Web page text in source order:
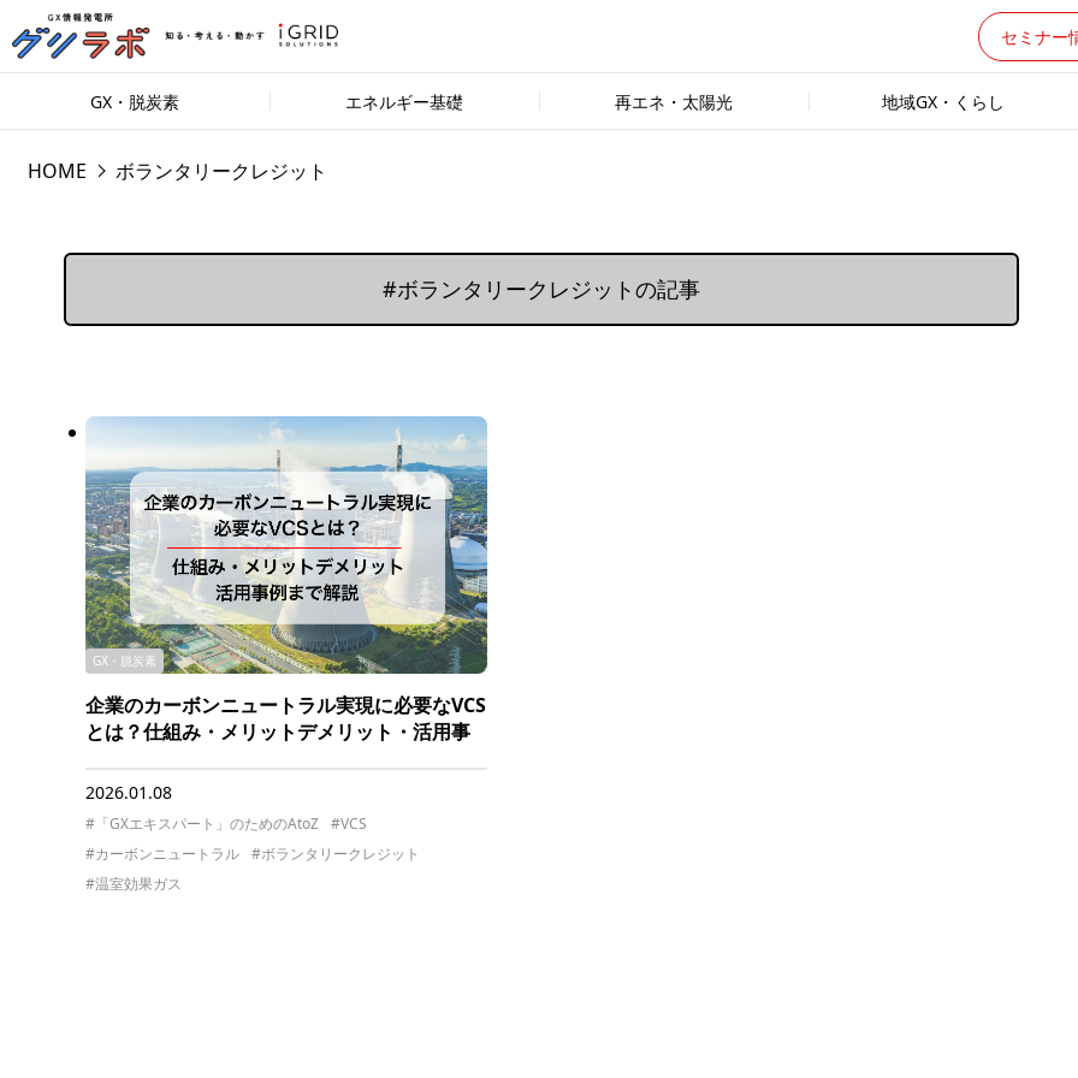
セミナー
GX・脱炭素 エネルギー基礎 再エネ・太陽光 地域GX・くらし
HOME ボランタリークレジット
#ボランタリークレジットの記事
GX・脱炭素
企業のカーボンニュートラル実現に必要なVCS
とは？仕組み・メリットデメリット・活用事
2026.01.08
#「GXエキスパート」のためのAtoZ
#VCS
#カーボンニュートラル
#ボランタリークレジット
#温室効果ガス